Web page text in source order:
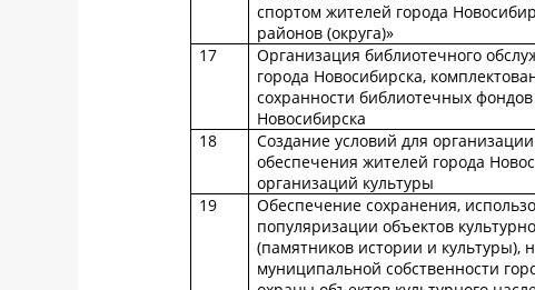
спортом жителей города
районов (округа)»
17
Организация библиотечного
города Новосибирска,
сохранности библиотечных фондов
Новосибирска
18
Создание условий для организации
обеспечения жителей города
организаций культуры
19
Обеспечение сохранения,
популяризации объектов
(памятников истории и культуры),
муниципальной собственности